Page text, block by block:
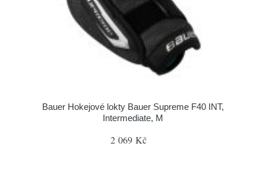
Bauer Hokejové lokty Bauer Supreme F40 INT,
Intermediate, M
2 069 Kč